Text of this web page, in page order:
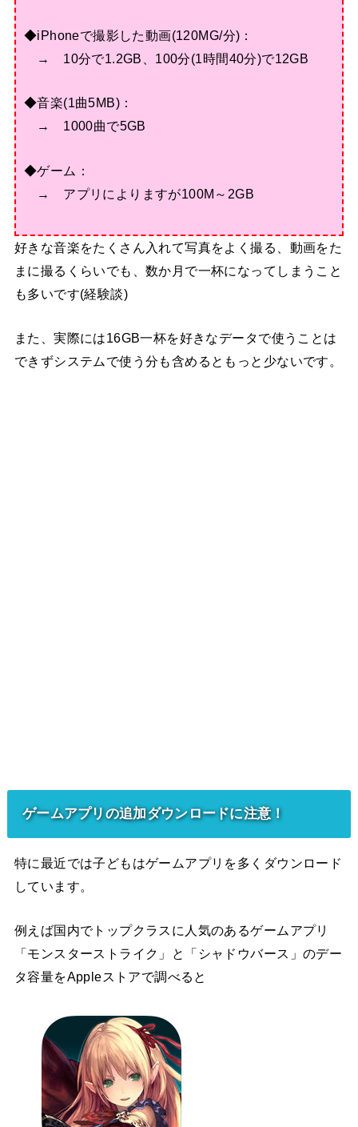
◆iPhoneで撮影した動画(120MG/分)：
→ 10分で1.2GB、100分(1時間40分)で12GB
◆音楽(1曲5MB)：
→ 1000曲で5GB
◆ゲーム：
→ アプリによりますが100M～2GB
好きな音楽をたくさん入れて写真をよく撮る、動画をた
まに撮るくらいでも、数か月で一杯になってしまうこと
も多いです(経験談)
また、実際には16GB一杯を好きなデータで使うことは
できずシステムで使う分も含めるともっと少ないです。
ゲームアプリの追加ダウンロードに注意！
特に最近では子どもはゲームアプリを多くダウンロード
しています。
例えば国内でトップクラスに人気のあるゲームアプリ
「モンスターストライク」と「シャドウバース」のデー
タ容量をAppleストアで調べると